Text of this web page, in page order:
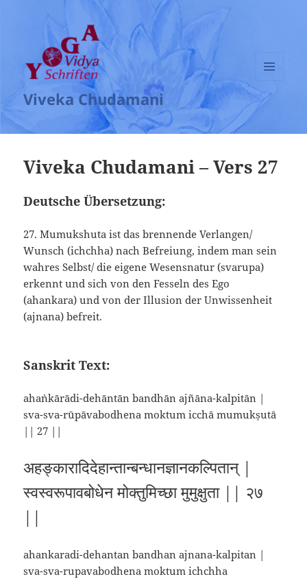
Viveka Chudamani
UND
WIDGETS
Viveka Chudamani – Vers 27
Deutsche Übersetzung:
27. Mumukshuta ist das brennende Verlangen/
Wunsch (ichchha) nach Befreiung, indem man sein
wahres Selbst/ die eigene Wesensnatur (svarupa)
erkennt und sich von den Fesseln des Ego
(ahankara) und von der Illusion der Unwissenheit
(ajnana) befreit.
Sanskrit Text:
ahaṅkārādi-dehāntān bandhān ajñāna-kalpitān |
sva-sva-rūpāvabodhena moktum icchā mumukṣutā
|| 27 ||
अहङ्कारादिदेहान्तान्बन्धानज्ञानकल्पितान् |
स्वस्वरूपावबोधेन मोक्तुमिच्छा मुमुक्षुता || २७
||
ahankaradi-dehantan bandhan ajnana-kalpitan |
sva-sva-rupavabodhena moktum ichchha